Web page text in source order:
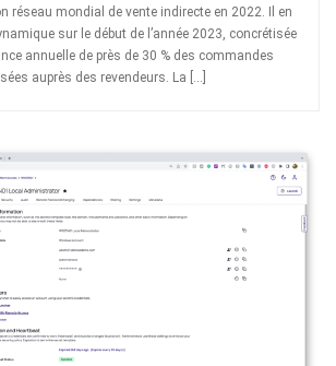
réseau mondial de vente indirecte en 2022. Il en
sur le début de l’année 2023, concrétisée
annuelle de près de 30 % des commandes
auprès des revendeurs. La […]